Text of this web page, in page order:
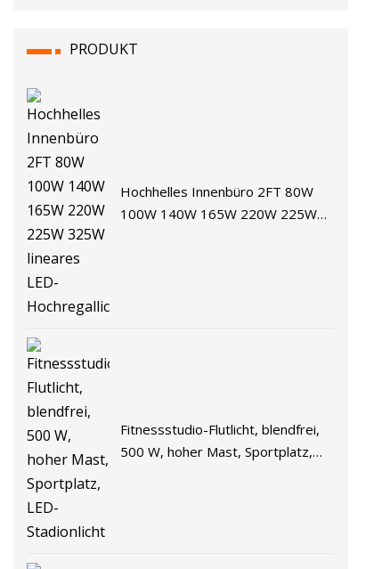
PRODUKT
Hochhelles Innenbüro 2FT 80W
100W 140W 165W 220W 225W
Fitnessstudio-Flutlicht, blendfrei,
500 W, hoher Mast, Sportplatz,